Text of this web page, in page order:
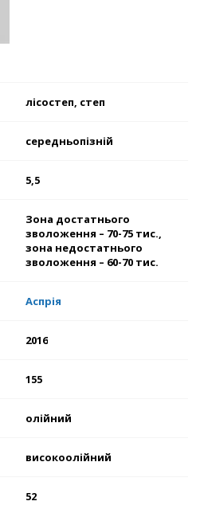
лісостеп, степ
середньопізній
5,5
Зона достатнього
зволоження – 70-75 тис.,
зона недостатнього
зволоження – 60-70 тис.
Аспрія
2016
155
олійний
високоолійний
52